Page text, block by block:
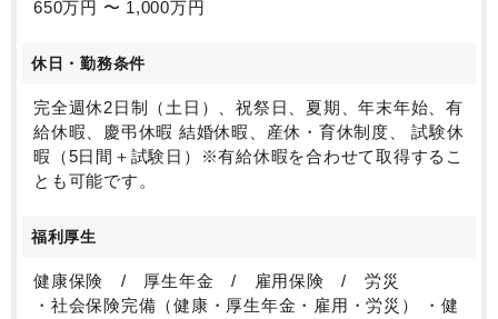
650万円 〜 1,000万円
休日・勤務条件
完全週休2日制（土日）、祝祭日、夏期、年末年始、有
給休暇、慶弔休暇 結婚休暇、産休・育休制度、 試験休
暇（5日間＋試験日）※有給休暇を合わせて取得するこ
とも可能です。
福利厚生
健康保険 / 厚生年金 / 雇用保険 / 労災
・社会保険完備（健康・厚生年金・雇用・労災） ・健